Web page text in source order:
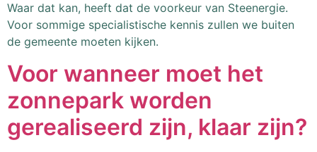
Waar dat kan, heeft dat de voorkeur van Steenergie.
Voor sommige specialistische kennis zullen we buiten
de gemeente moeten kijken.
Voor wanneer moet het
zonnepark worden
gerealiseerd zijn, klaar zijn?